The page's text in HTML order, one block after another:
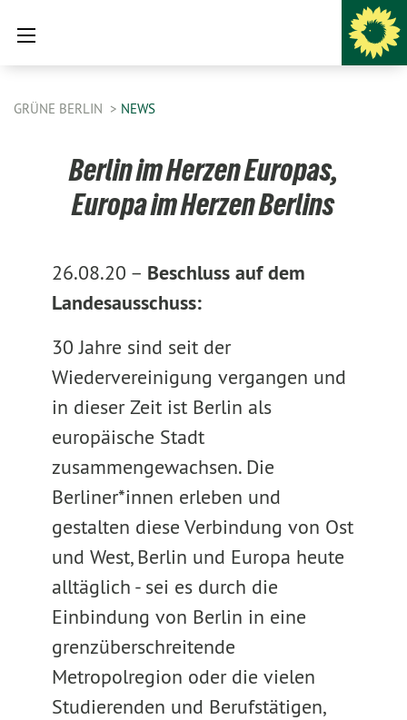
GRÜNE BERLIN NEWS
Berlin im Herzen Europas,
Europa im Herzen Berlins
26.08.20 – Beschluss auf dem
Landesausschuss:
30 Jahre sind seit der
Wiedervereinigung vergangen und
in dieser Zeit ist Berlin als
europäische Stadt
zusammengewachsen. Die
Berliner*innen erleben und
gestalten diese Verbindung von Ost
und West, Berlin und Europa heute
alltäglich - sei es durch die
Einbindung von Berlin in eine
grenzüberschreitende
Metropolregion oder die vielen
Studierenden und Berufstätigen,